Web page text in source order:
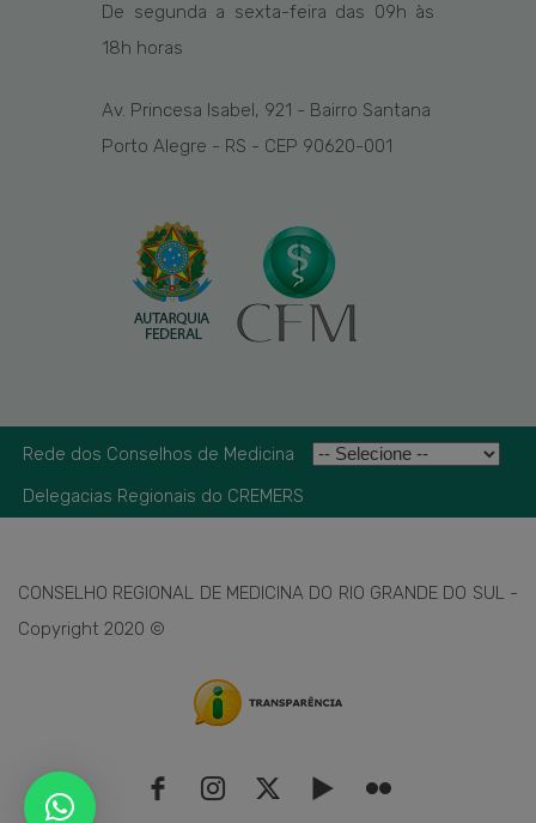
De segunda a sexta-feira das 09h às
18h horas
Av. Princesa Isabel, 921 - Bairro Santana
Porto Alegre - RS - CEP 90620-001
Rede dos Conselhos de Medicina
Delegacias Regionais do CREMERS
CONSELHO REGIONAL DE MEDICINA DO RIO GRANDE DO SUL -
Copyright 2020 ©